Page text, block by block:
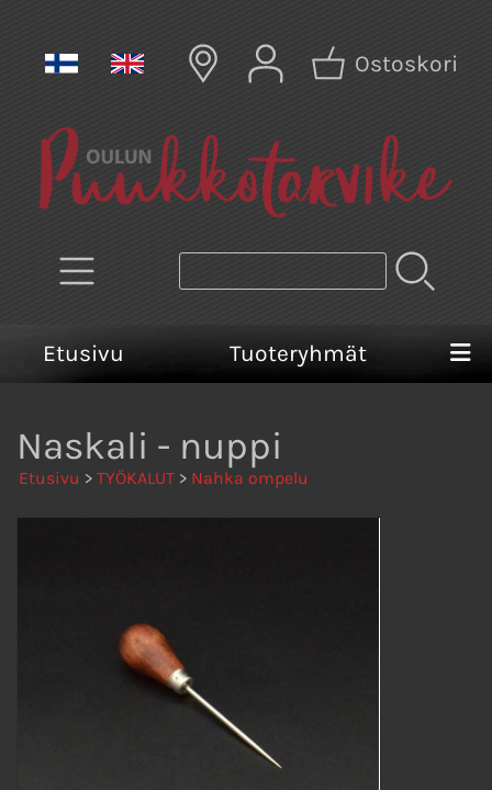
Ostoskori
Etusivu Tuoteryhmät
Naskali - nuppi
Etusivu > TYÖKALUT > Nahka ompelu